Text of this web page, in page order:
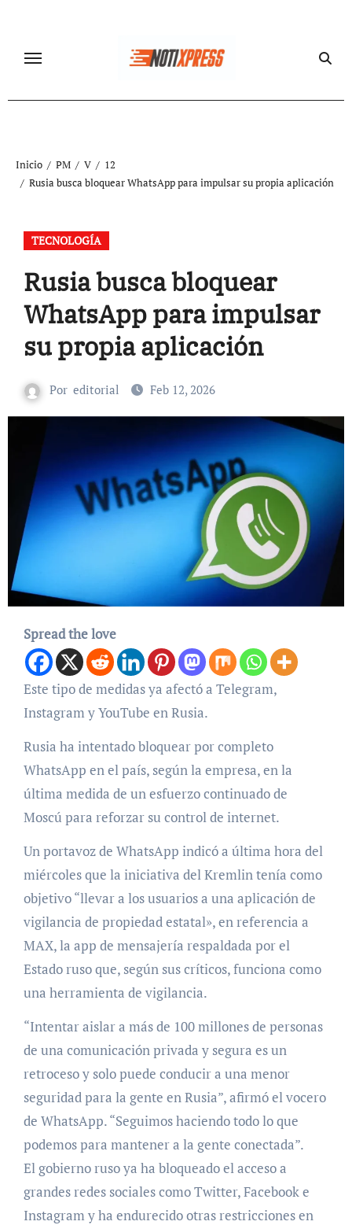
contenido
Inicio PM V
12
Rusia busca bloquear WhatsApp para impulsar su propia aplicación
TECNOLOGÍA
Rusia busca bloquear
WhatsApp para impulsar
su propia aplicación
Por editorial Feb 12, 2026
Spread the love
Este tipo de medidas ya afectó a Telegram,
Instagram y YouTube en Rusia.
Rusia ha intentado bloquear por completo
WhatsApp en el país, según la empresa, en la
última medida de un esfuerzo continuado de
Moscú para reforzar su control de internet.
Un portavoz de WhatsApp indicó a última hora del
miércoles que la iniciativa del Kremlin tenía como
objetivo “llevar a los usuarios a una aplicación de
vigilancia de propiedad estatal», en referencia a
MAX, la app de mensajería respaldada por el
Estado ruso que, según sus críticos, funciona como
una herramienta de vigilancia.
“Intentar aislar a más de 100 millones de personas
de una comunicación privada y segura es un
retroceso y solo puede conducir a una menor
seguridad para la gente en Rusia”, afirmó el vocero
de WhatsApp. “Seguimos haciendo todo lo que
podemos para mantener a la gente conectada”.
El gobierno ruso ya ha bloqueado el acceso a
grandes redes sociales como Twitter, Facebook e
Instagram y ha endurecido otras restricciones en